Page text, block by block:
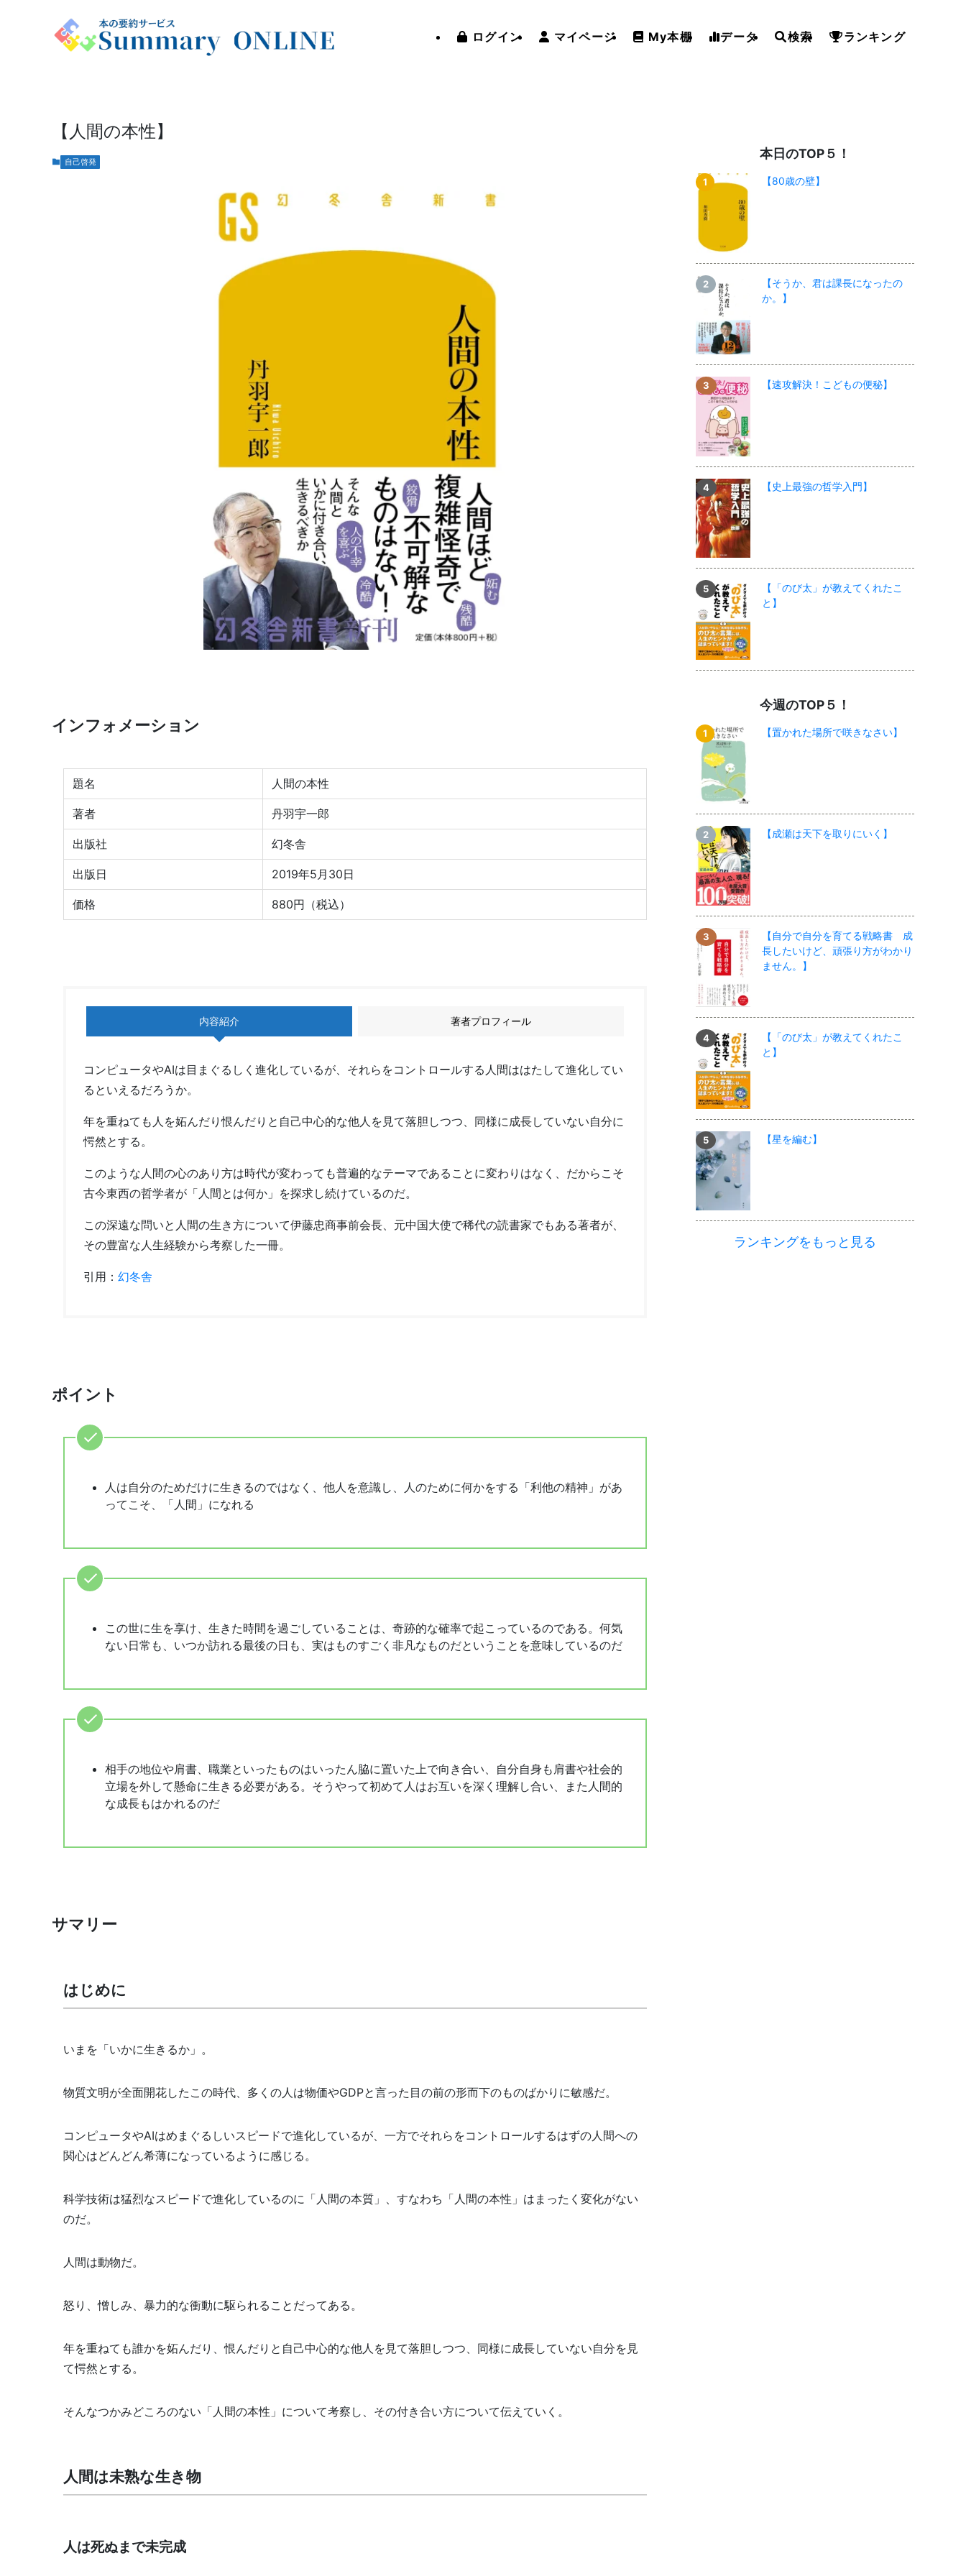
ログイン マイページ My本棚 データ 検索 ランキング
【人間の本性】
自己啓発
インフォメーション
題名 人間の本性
著者 丹羽宇一郎
出版社 幻冬舎
出版日 2019年5月30日
価格 880円（税込）
内容紹介 著者プロフィール
コンピュータやAIは目まぐるしく進化しているが、それらをコントロールする人間ははたして進化してい
るといえるだろうか。
年を重ねても人を妬んだり恨んだりと自己中心的な他人を見て落胆しつつ、同様に成長していない自分に
愕然とする。
このような人間の心のあり方は時代が変わっても普遍的なテーマであることに変わりはなく、だからこそ
古今東西の哲学者が「人間とは何か」を探求し続けているのだ。
この深遠な問いと人間の生き方について伊藤忠商事前会長、元中国大使で稀代の読書家でもある著者が、
その豊富な人生経験から考察した一冊。
引用： 幻冬舎
ポイント
人は自分のためだけに生きるのではなく、他人を意識し、人のために何かをする「利他の精神」があ
ってこそ、「人間」になれる
この世に生を享け、生きた時間を過ごしていることは、奇跡的な確率で起こっているのである。何気
ない日常も、いつか訪れる最後の日も、実はものすごく非凡なものだということを意味しているのだ
相手の地位や肩書、職業といったものはいったん脇に置いた上で向き合い、自分自身も肩書や社会的
立場を外して懸命に生きる必要がある。そうやって初めて人はお互いを深く理解し合い、また人間的
な成長もはかれるのだ
サマリー
はじめに
いまを「いかに生きるか」。
物質文明が全面開花したこの時代、多くの人は物価やGDPと言った目の前の形而下のものばかりに敏感だ。
コンピュータやAIはめまぐるしいスピードで進化しているが、一方でそれらをコントロールするはずの人間への
関心はどんどん希薄になっているように感じる。
科学技術は猛烈なスピードで進化しているのに「人間の本質」、すなわち「人間の本性」はまったく変化がない
のだ。
人間は動物だ。
怒り、憎しみ、暴力的な衝動に駆られることだってある。
年を重ねても誰かを妬んだり、恨んだりと自己中心的な他人を見て落胆しつつ、同様に成長していない自分を見
て愕然とする。
そんなつかみどころのない「人間の本性」について考察し、その付き合い方について伝えていく。
人間は未熟な生き物
人は死ぬまで未完成
本日のTOP５！
【80歳の壁】
【そうか、君は課長になったの
か。】
【速攻解決！こどもの便秘】
【史上最強の哲学入門】
【「のび太」が教えてくれたこ
と】
今週のTOP５！
【置かれた場所で咲きなさい】
【成瀬は天下を取りにいく】
【自分で自分を育てる戦略書 成
長したいけど、頑張り方がわかり
ません。】
【「のび太」が教えてくれたこ
と】
【星を編む】
ランキングをもっと見る